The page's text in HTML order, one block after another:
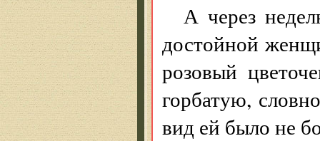
А через
достойной
розовый
горбатую,
вид ей было не